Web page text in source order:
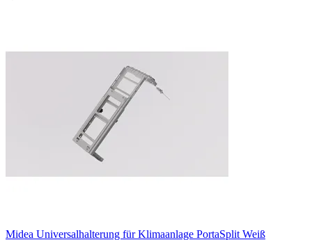
Midea Universalhalterung für Klimaanlage PortaSplit Weiß